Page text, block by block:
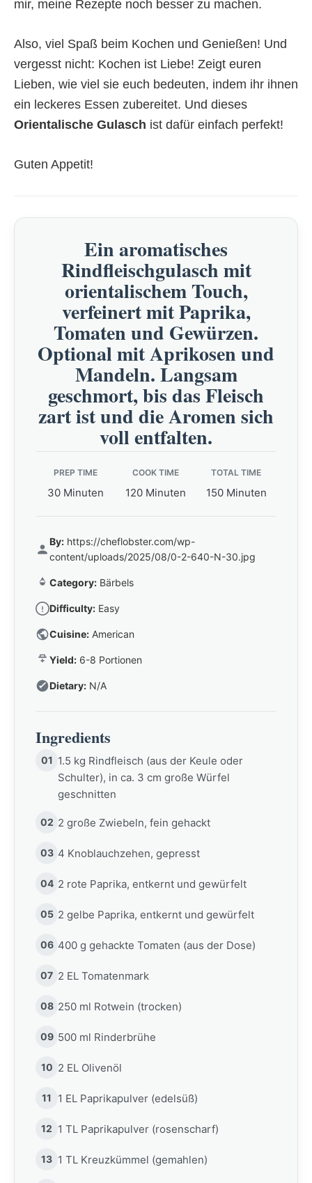
mir, meine Rezepte noch besser zu machen.
Also, viel Spaß beim Kochen und Genießen! Und
vergesst nicht: Kochen ist Liebe! Zeigt euren
Lieben, wie viel sie euch bedeuten, indem ihr ihnen
ein leckeres Essen zubereitet. Und dieses
Orientalische Gulasch ist dafür einfach perfekt!
Guten Appetit!
Ein aromatisches
Rindfleischgulasch mit
orientalischem Touch,
verfeinert mit Paprika,
Tomaten und Gewürzen.
Optional mit Aprikosen und
Mandeln. Langsam
geschmort, bis das Fleisch
zart ist und die Aromen sich
voll entfalten.
PREP TIME
30 Minuten
COOK TIME
120 Minuten
TOTAL TIME
150 Minuten
By: https://cheflobster.com/wp-
content/uploads/2025/08/0-2-640-N-30.jpg
Category: Bärbels
Difficulty: Easy
Cuisine: American
Yield: 6-8 Portionen
Dietary: N/A
Ingredients
01 1.5 kg Rindfleisch (aus der Keule oder
Schulter), in ca. 3 cm große Würfel
geschnitten
02 2 große Zwiebeln, fein gehackt
03 4 Knoblauchzehen, gepresst
04 2 rote Paprika, entkernt und gewürfelt
05 2 gelbe Paprika, entkernt und gewürfelt
06 400 g gehackte Tomaten (aus der Dose)
07 2 EL Tomatenmark
08 250 ml Rotwein (trocken)
09 500 ml Rinderbrühe
10 2 EL Olivenöl
11 1 EL Paprikapulver (edelsüß)
12 1 TL Paprikapulver (rosenscharf)
13 1 TL Kreuzkümmel (gemahlen)